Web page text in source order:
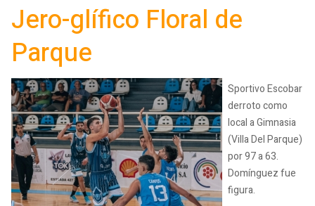
Jero-glífico Floral de
Parque
Sportivo Escobar
derroto como
local a Gimnasia
(Villa Del Parque)
por 97 a 63.
Domínguez fue
figura.